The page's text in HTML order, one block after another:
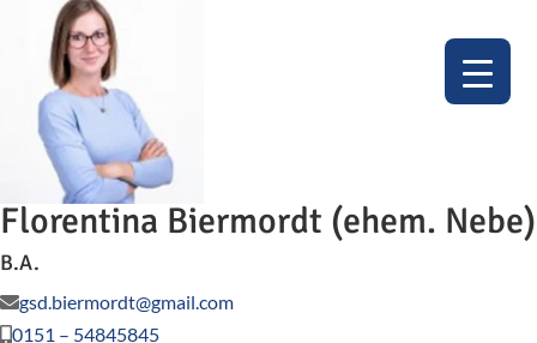
Florentina Biermordt (ehem. Nebe)
B.A.
gsd.biermordt@gmail.com
0151 – 54845845